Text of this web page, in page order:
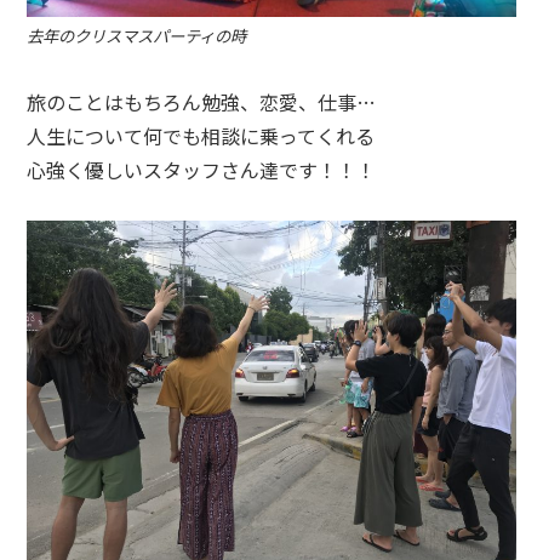
去年のクリスマスパーティの時
旅のことはもちろん勉強、恋愛、仕事…
人生について何でも相談に乗ってくれる
心強く優しいスタッフさん達です！！！